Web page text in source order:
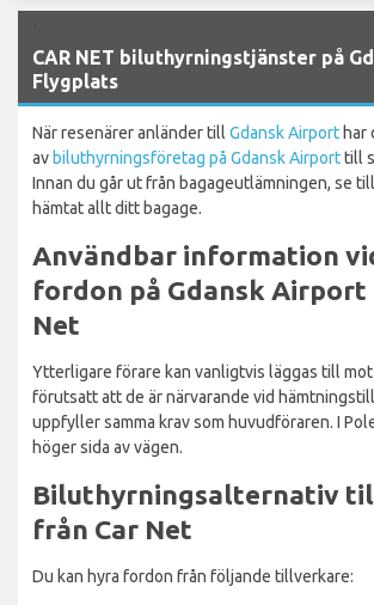
CAR NET biluthyrningstjänster på
Flygplats
När resenärer anländer till Gdansk Airporthar
avbiluthyrningsföretag på Gdansk Airporttill
Innan du går ut från bagageutlämningen, se
hämtat allt ditt bagage.
Användbar information
fordon på Gdansk Airport
Net
Ytterligare förare kan vanligtvis läggas till
förutsatt att de är närvarande vid
uppfyller samma krav som huvudföraren. I
höger sida av vägen.
Biluthyrningsalternativ
från Car Net
Du kan hyra fordon från följande tillverkare: